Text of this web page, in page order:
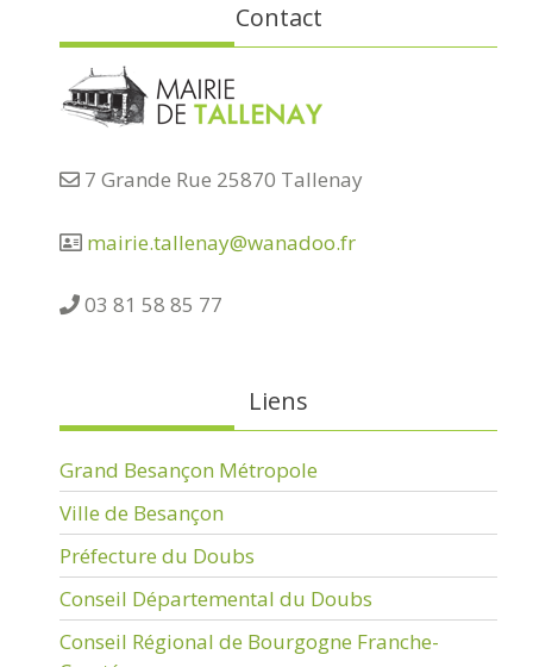
Contact
7 Grande Rue 25870 Tallenay
mairie.tallenay@wanadoo.fr
03 81 58 85 77
Liens
Grand Besançon Métropole
Ville de Besançon
Préfecture du Doubs
Conseil Départemental du Doubs
Conseil Régional de Bourgogne Franche-